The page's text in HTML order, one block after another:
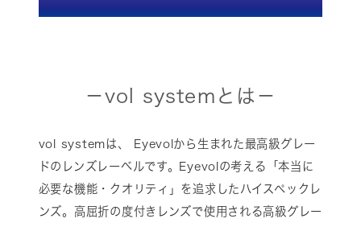
－vol systemとは－
vol systemは、 Eyevolから生まれた最高級グレー
ドのレンズレーベルです。Eyevolの考える「本当に
必要な機能・クオリティ」を追求したハイスペックレ
ンズ。高屈折の度付きレンズで使用される高級グレー